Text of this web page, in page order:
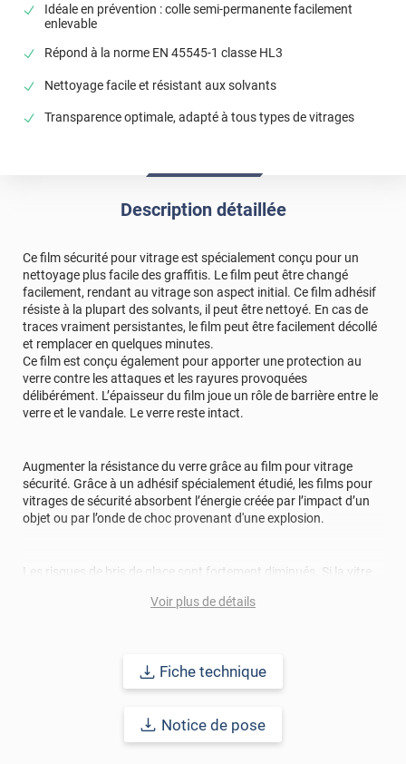
Idéale en prévention : colle semi-permanente facilement
enlevable
Répond à la norme EN 45545-1 classe HL3
Nettoyage facile et résistant aux solvants
Transparence optimale, adapté à tous types de vitrages
produit d'excellente qualité. personnellement j'ai acheté ce
produit pour de la protection de vitre de sableuse et j'en
suis tres content ( bonne resistance a la piqure de
sablage a 6 bars )
*****
Très bon produit, Et bien expliqué sur la notice. Répond
j’avoue que c’était sur une table en verre noir )
Heureusement que j’avais pris deux morceaux
*****Il y a 2231 jours
je cherchais un fil anti rayure mais le GRAF-700i est le seul
proposé. un peu chère pour ce que c'est. La pose c'est
bien passé selon consigne mais j'ai eu quelque microbulle
avec débris coincés. Peut être il fallait que je nettoie
encore plus la surface mais c'est pas évident. Reste à voir
le vieillissement
*****
Il y a 1847 jours
Je n'ai pas reçu ma commande
Description détaillée
Ce film sécurité pour vitrage est spécialement conçu pour un
nettoyage plus facile des graffitis. Le film peut être changé
facilement, rendant au vitrage son aspect initial. Ce film adhésif
résiste à la plupart des solvants, il peut être nettoyé. En cas de
traces vraiment persistantes, le film peut être facilement décollé
et remplacer en quelques minutes.
Ce film est conçu également pour apporter une protection au
verre contre les attaques et les rayures provoquées
délibérément. L’épaisseur du film joue un rôle de barrière entre le
verre et le vandale. Le verre reste intact.
Augmenter la résistance du verre grâce au film pour vitrage
sécurité. Grâce à un adhésif spécialement étudié, les films pour
vitrages de sécurité absorbent l’énergie créée par l’impact d’un
objet ou par l’onde de choc provenant d'une explosion.
Les risques de bris de glace sont fortement diminués. Si la vitre
morceaux de verre cassés. Le vitrage s’étoile mais reste en place,
sans créer ni propager de flammes. Il empêchera aussi le film de
voler en éclats sous haute température.
Le film sécurité a aussi la particularité de pas perdre de sa
Voir plus de détails
Fiche technique
Notice de pose